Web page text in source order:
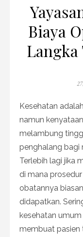
Biaya
Langka
Kesehatan
namun
melambung
penghalang bagi
Terlebih lagi jika
di mana
obatannya
didapatkan.
kesehatan
membuat pasien